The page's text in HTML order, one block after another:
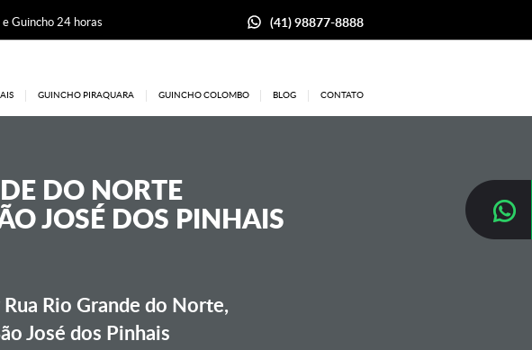
Guincho 24 horas (41) 98877-8888
GUINCHO PIRAQUARA GUINCHO COLOMBO BLOG CONTATO
DO NORTE
JOSÉ DOS PINHAIS
Rio Grande do Norte,
José dos Pinhais